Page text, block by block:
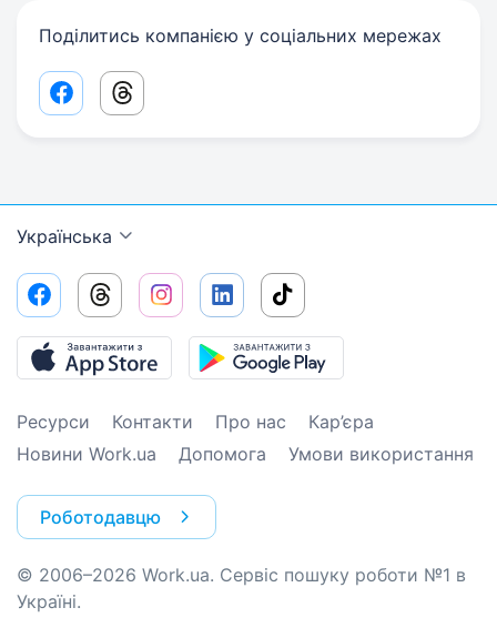
Поділитись компанією у соціальних мережах
Facebook share link
Threads share link
Українська
Ресурси Контакти Про нас
Кар’єра
Новини Work.ua
Допомога Умови використання
Роботодавцю
© 2006–2026 Work.ua. Сервіс пошуку роботи №1 в
Україні.